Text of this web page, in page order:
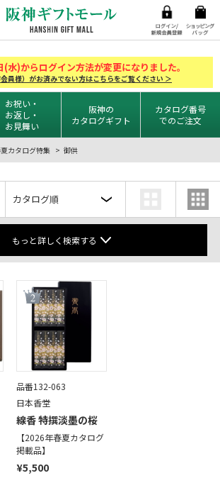
(水)からログイン方法が変更になりました。
員様）がお済みでない方はこちらをご覧ください ＞
お祝い・
お返し・
お見舞い
阪神の
カタログギフト
カタログ番号
でのご注文
カタログ特集 御供
もっと詳しく検索する
品番132-063
日本香堂
線香 特撰淡墨の桜
【2026年春夏カタログ
掲載品】
¥5,500